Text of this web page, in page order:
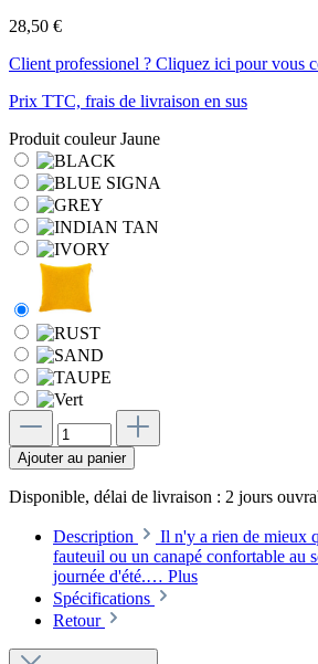
28,50 €
Client professionel ? Cliquez ici pour vous
Prix TTC, frais de livraison en sus
Produit couleurJaune
Ajouter au panier
Disponible, délai de livraison : 2 jours
Description
Il n'y a rien de mieux
fauteuil ou un canapé confortable au
journée d'été.… Plus
Spécifications
Retour